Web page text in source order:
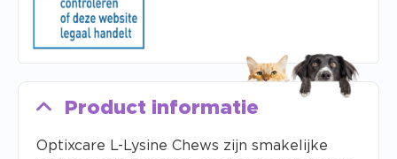
Product informatie
Optixcare L-Lysine Chews zijn smakelijke